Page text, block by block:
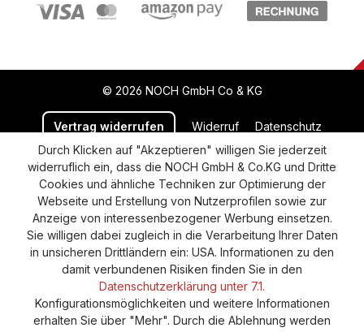
© 2026 NOCH GmbH Co & KG
Vertrag widerrufen Widerruf Datenschutz
Versand und Zahlung AGB
Impressum
Cookie-Einstellungen
Barrierefreiheitserklärung
Durch Klicken auf "Akzeptieren" willigen Sie jederzeit
widerruflich ein, dass die NOCH GmbH & Co.KG und Dritte
Cookies und ähnliche Techniken zur Optimierung der
Webseite und Erstellung von Nutzerprofilen sowie zur
Anzeige von interessenbezogener Werbung einsetzen.
Sie willigen dabei zugleich in die Verarbeitung Ihrer Daten
in unsicheren Drittländern ein: USA. Informationen zu den
damit verbundenen Risiken finden Sie in den
Datenschutzerklärung unter 7.1.
Konfigurationsmöglichkeiten und weitere Informationen
erhalten Sie über "Mehr". Durch die Ablehnung werden